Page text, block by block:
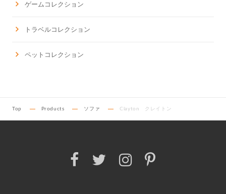
ゲームコレクション
トラベルコレクション
ペットコレクション
Top Products ソファ Clayton クレイトン